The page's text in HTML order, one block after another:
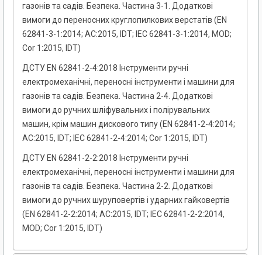
газонів та садів. Безпека. Частина 3-1. Додаткові
вимоги до переносних круглопилкових верстатів (EN
62841-3-1:2014; АС:2015, IDT; IEC 62841-3-1:2014, MOD;
Cor 1:2015, IDT)
ДСТУ EN 62841-2-4:2018 Інструменти ручні
електромеханічні, переносні інструменти і машини для
газонів та садів. Безпека. Частина 2-4. Додаткові
вимоги до ручних шліфувальних і полірувальних
машин, крім машин дискового типу (EN 62841-2-4:2014;
AC:2015, IDT; IEC 62841-2-4:2014; Cor 1:2015, IDT)
ДСТУ EN 62841-2-2:2018 Інструменти ручні
електромеханічні, переносні інструменти і машини для
газонів та садів. Безпека. Частина 2-2. Додаткові
вимоги до ручних шуруповертів і ударних гайковертів
(EN 62841-2-2:2014; AC:2015, IDT; IEC 62841-2-2:2014,
MOD; Cor 1:2015, IDT)